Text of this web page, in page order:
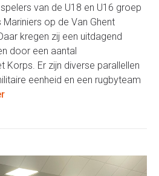
van de U18 en U16 groep
op de Van Ghent
kregen zij een uitdagend
door een aantal
Korps. Er zijn diverse parallellen
eenheid en een rugbyteam